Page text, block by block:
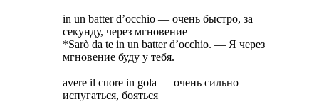
in un batter d’occhio — очень быстро, за
секунду, через мгновение
*Sarò da te in un batter d’occhio. — Я через
мгновение буду у тебя.
avere il cuore in gola — очень сильно
испугаться, бояться